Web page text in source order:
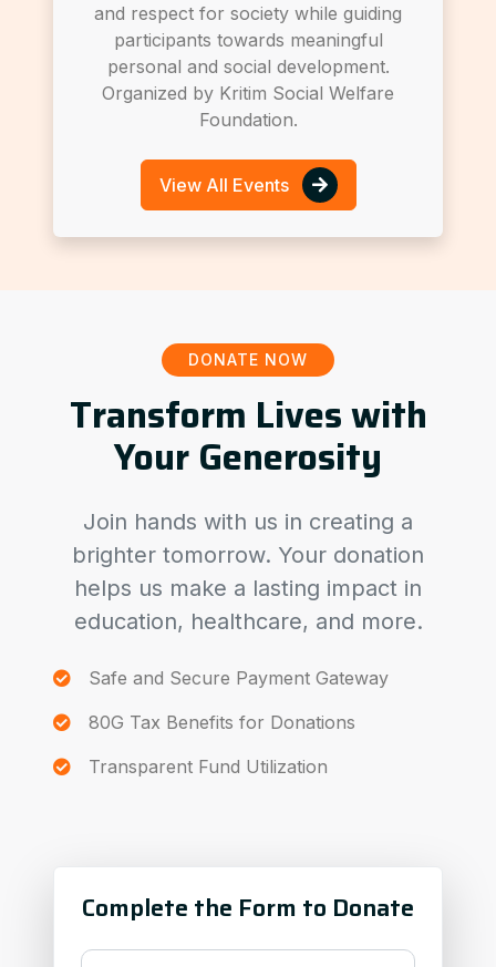
and respect for society while guiding
participants towards meaningful
personal and social development.
Organized by Kritim Social Welfare
Foundation.
View All Events
DONATE NOW
Transform Lives with
Your Generosity
Join hands with us in creating a
brighter tomorrow. Your donation
helps us make a lasting impact in
education, healthcare, and more.
Safe and Secure Payment Gateway
80G Tax Benefits for Donations
Transparent Fund Utilization
Complete the Form to Donate